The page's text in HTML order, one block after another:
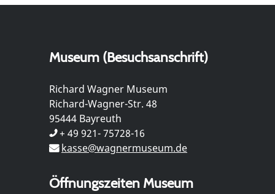
Museum (Besuchsanschrift)
Richard Wagner Museum
Richard-Wagner-Str. 48
95444 Bayreuth
+ 49 921- 75728-16
kasse@wagnermuseum.de
Öffnungszeiten Museum